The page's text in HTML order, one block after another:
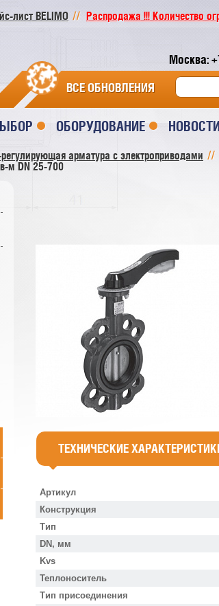
лист BELIMO
Распродажа !!! Количество
Москва:
ВСЕ ОБНОВЛЕНИЯ
ОБОРУДОВАНИЕ
арматура с электроприводами
м DN 25-700
ТЕХНИЧЕСКИЕ
Артикул
Конструкция
Тип
DN, мм
Kvs
Теплоноситель
Тип присоединения